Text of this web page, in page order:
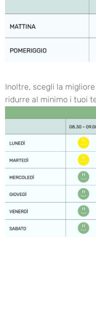
Inoltre, scegli la migliore
ridurre al minimo i tuoi